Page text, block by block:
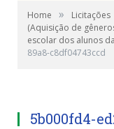
Home » Licitações
(Aquisição de
escolar dos alunos
89a8-c8df04743ccd
5b000fd4-